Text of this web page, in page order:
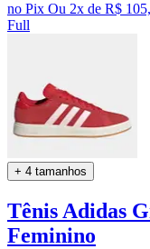
no Pix Ou 2x de R$
Full
+ 4 tamanhos
Tênis Adidas
Feminino